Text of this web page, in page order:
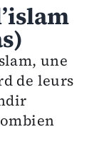
une
de leurs